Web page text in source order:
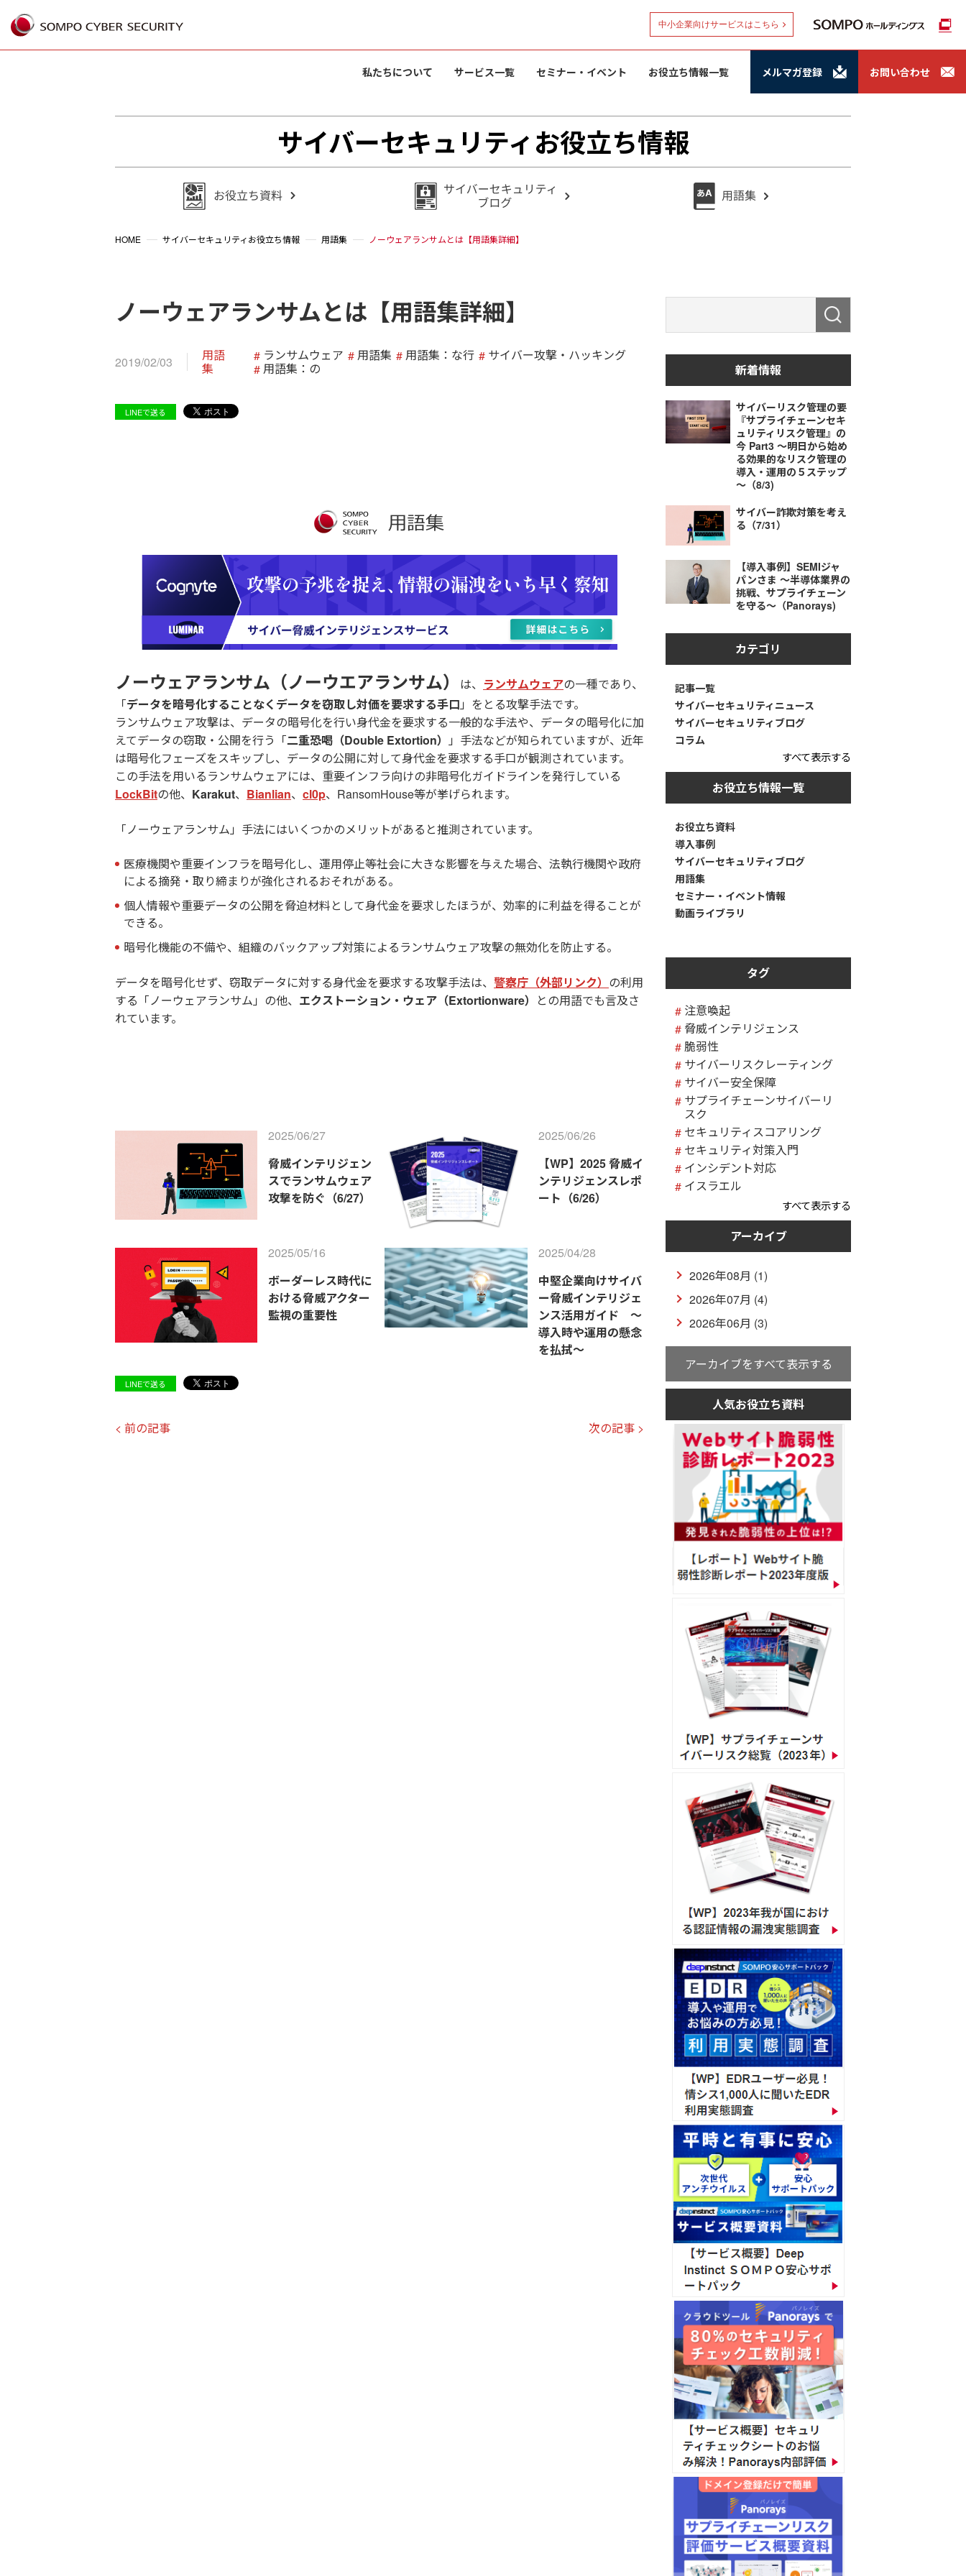
中小企業向けサービスはこちら
私たちについて サービス一覧 セミナー・イベント お役立ち情報一覧 メルマガ登録 お問い合わせ
サイバーセキュリティお役立ち情報
HOME サイバーセキュリティお役立ち情報 用語集 ノーウェアランサムとは【用語集詳細】
ノーウェアランサムとは【用語集詳細】
2019/02/03
用語
集
ランサムウェア 用語集 用語集：な行
サイバー攻撃・ハッキング
用語集：の
LINEで送る
ノーウェアランサム（ノーウエアランサム） は、 ランサムウェアの一種であり、
「データを暗号化することなくデータを窃取し対価を要求する手口 」をとる攻撃手法です。
ランサムウェア攻撃は、データの暗号化を行い身代金を要求する一般的な手法や、データの暗号化に加
えてデータの窃取・公開を行う「二重恐喝（Double Extortion）
」手法などが知られていますが、近年
は暗号化フェーズをスキップし、データの公開に対して身代金を要求する手口が観測されています。
この手法を用いるランサムウェアには、重要インフラ向けの非暗号化ガイドラインを発行している
LockBitの他、 Karakut、 Bianlian、 cl0p、RansomHouse等が挙げられます。
「ノーウェアランサム」手法にはいくつかのメリットがあると推測されています。
医療機関や重要インフラを暗号化し、運用停止等社会に大きな影響を与えた場合、法執行機関や政府
による摘発・取り締まりが強化されるおそれがある。
個人情報や重要データの公開を脅迫材料として身代金を要求したほうが、効率的に利益を得ることが
できる。
暗号化機能の不備や、組織のバックアップ対策によるランサムウェア攻撃の無効化を防止する。
データを暗号化せず、窃取データに対する身代金を要求する攻撃手法は、 警察庁（外部リンク） の利用
する「ノーウェアランサム」の他、 エクストーション・ウェア（Extortionware）
との用語でも言及さ
れています。
2025/06/27
脅威インテリジェン
スでランサムウェア
攻撃を防ぐ（6/27）
2025/06/26
【WP】2025 脅威イ
ンテリジェンスレポ
ート（6/26）
2025/05/16
ボーダーレス時代に
おける脅威アクター
監視の重要性
2025/04/28
中堅企業向けサイバ
ー脅威インテリジェ
ンス活用ガイド ～
導入時や運用の懸念
を払拭～
LINEで送る
< 前の記事 次の記事 >
新着情報
サイバーリスク管理の要
『サプライチェーンセキ
ュリティリスク管理』の
今 Part3 ～明日から始め
る効果的なリスク管理の
導入・運用の５ステップ
～（8/3)
サイバー詐欺対策を考え
る（7/31）
【導入事例】SEMIジャ
パンさま ～半導体業界の
挑戦、サプライチェーン
を守る～（Panorays)
カテゴリ
記事一覧
サイバーセキュリティニュース
サイバーセキュリティブログ
コラム
すべて表示する
お役立ち情報一覧
お役立ち資料
導入事例
サイバーセキュリティブログ
用語集
セミナー・イベント情報
動画ライブラリ
タグ
注意喚起
脅威インテリジェンス
脆弱性
サイバーリスクレーティング
サイバー安全保障
サプライチェーンサイバーリ
スク
セキュリティスコアリング
セキュリティ対策入門
インシデント対応
イスラエル
すべて表示する
アーカイブ
2026年08月 (1)
2026年07月 (4)
2026年06月 (3)
アーカイブをすべて表示する
人気お役立ち資料